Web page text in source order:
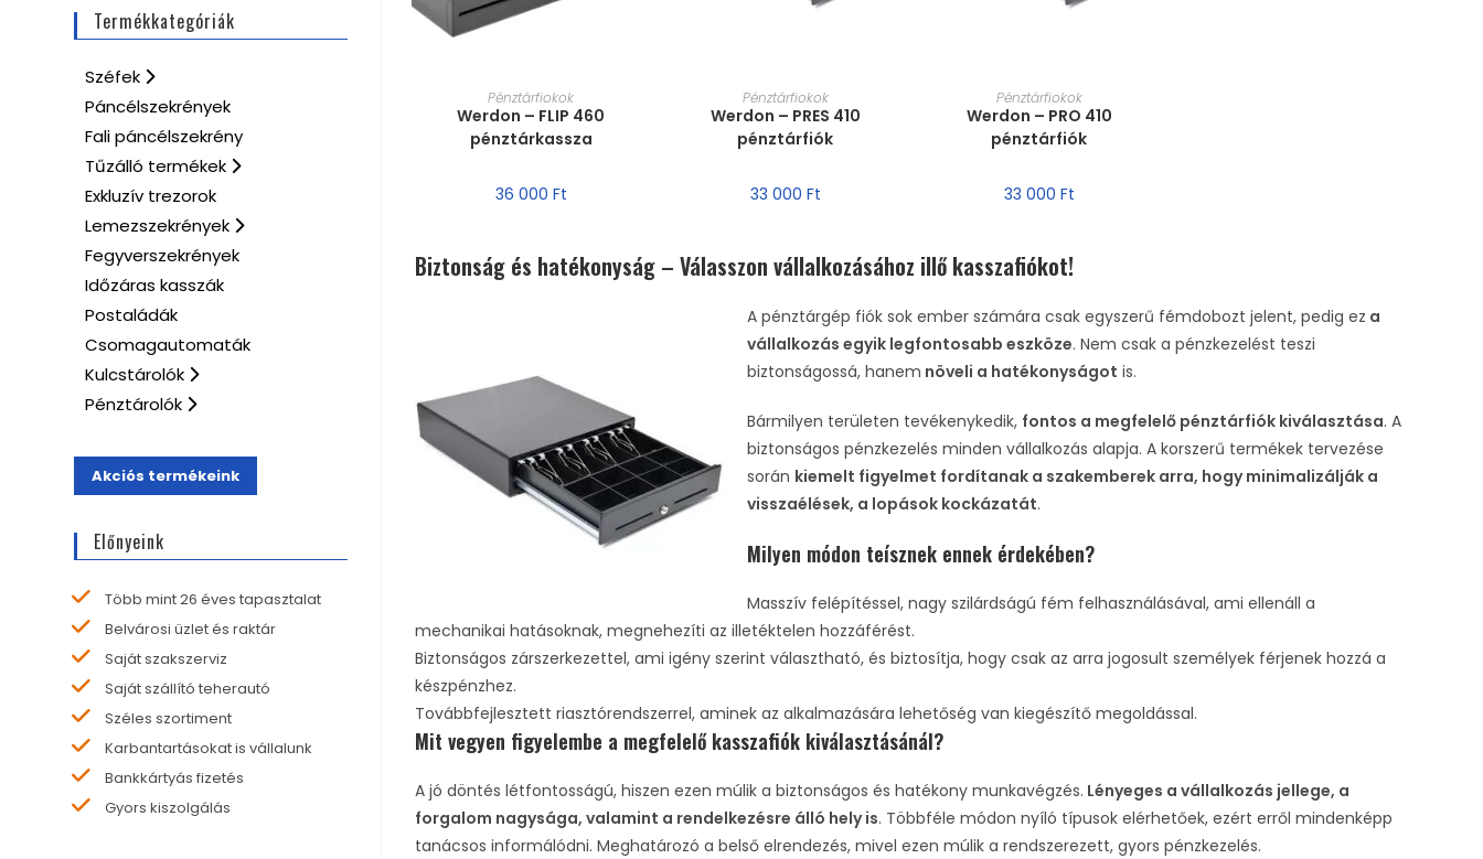
MÉRET VÁLASZTÁSA
Pénztárfiokok
Werdon – FLIP 460
pénztárkassza
36 000 Ft
MÉRET VÁLASZTÁSA
Pénztárfiokok
Werdon – PRES 410
pénztárfiók
33 000 Ft
MÉRET VÁLASZTÁSA
Pénztárfiokok
Werdon – PRO 410
pénztárfiók
33 000 Ft
Biztonság és hatékonyság – Válasszon vállalkozásához illő kasszafiókot!
A pénztárgép fiók sok ember számára csak egyszerű fémdobozt jelent, pedig ez a
vállalkozás egyik legfontosabb eszköze. Nem csak a pénzkezelést teszi
biztonságossá, hanem növeli a hatékonyságot is.
Bármilyen területen tevékenykedik, fontos a megfelelő pénztárfiók kiválasztása. A
biztonságos pénzkezelés minden vállalkozás alapja. A korszerű termékek tervezése
során kiemelt figyelmet fordítanak a szakemberek arra, hogy minimalizálják a
visszaélések, a lopások kockázatát.
Milyen módon teísznek ennek érdekében?
Masszív felépítéssel, nagy szilárdságú fém felhasználásával, ami ellenáll a
mechanikai hatásoknak, megnehezíti az illetéktelen hozzáférést.
Biztonságos zárszerkezettel, ami igény szerint választható, és biztosítja, hogy csak az arra jogosult személyek férjenek hozzá a
készpénzhez.
Továbbfejlesztett riasztórendszerrel, aminek az alkalmazására lehetőség van kiegészítő megoldással.
Mit vegyen figyelembe a megfelelő kasszafiók kiválasztásánál?
A jó döntés létfontosságú, hiszen ezen múlik a biztonságos és hatékony munkavégzés. Lényeges a vállalkozás jellege, a
forgalom nagysága, valamint a rendelkezésre álló hely is. Többféle módon nyíló típusok elérhetőek, ezért erről mindenképp
tanácsos informálódni. Meghatározó a belső elrendezés, mivel ezen múlik a rendszerezett, gyors pénzkezelés.
Termékkategóriák
Széfek
Páncélszekrények
Fali páncélszekrény
Tűzálló termékek
Exkluzív trezorok
Lemezszekrények
Fegyverszekrények
Időzáras kasszák
Postaládák
Csomagautomaták
Kulcstárolók
Pénztárolók
Akciós termékeink
Előnyeink
Több mint 26 éves tapasztalat
Belvárosi üzlet és raktár
Saját szakszerviz
Saját szállító teherautó
Széles szortiment
Karbantartásokat is vállalunk
Bankkártyás fizetés
Gyors kiszolgálás